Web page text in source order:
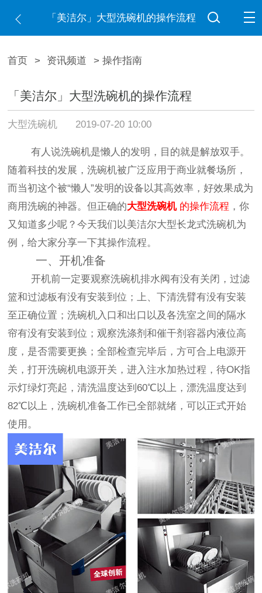
「美洁尔」大型洗碗机的操作流程
首页 > 资讯频道 > 操作指南
「美洁尔」大型洗碗机的操作流程
大型洗碗机 2019-07-20 10:00
有人说洗碗机是懒人的发明，目的就是解放双手。
随着科技的发展，洗碗机被广泛应用于商业就餐场所，
而当初这个被“懒人”发明的设备以其高效率，好效果成为
商用洗碗的神器。但正确的大型洗碗机 的操作流程 ，你
又知道多少呢？今天我们以美洁尔大型长龙式洗碗机为
例，给大家分享一下其操作流程。
一、开机准备
开机前一定要观察洗碗机排水阀有没有关闭，过滤
篮和过滤板有没有安装到位；上、下清洗臂有没有安装
至正确位置；洗碗机入口和出口以及各洗室之间的隔水
帘有没有安装到位；观察洗涤剂和催干剂容器内液位高
度，是否需要更换；全部检查完毕后，方可合上电源开
关，打开洗碗机电源开关，进入注水加热过程，待OK指
示灯绿灯亮起，清洗温度达到60℃以上，漂洗温度达到
82℃以上，洗碗机准备工作已全部就绪，可以正式开始
使用。